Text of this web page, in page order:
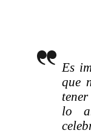
Es
que
lo